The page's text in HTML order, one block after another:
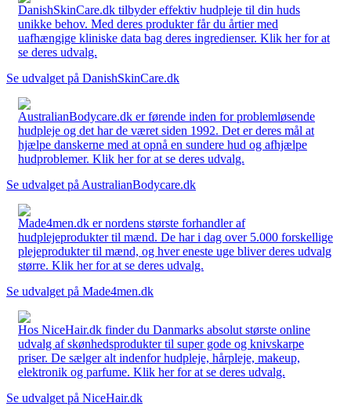
DanishSkinCare.dk tilbyder effektiv hudpleje til din huds
unikke behov. Med deres produkter får du årtier med
uafhængige kliniske data bag deres ingredienser. Klik her for at
se deres udvalg.
Se udvalget på DanishSkinCare.dk
AustralianBodycare.dk er førende inden for problemløsende
hudpleje og det har de været siden 1992. Det er deres mål at
hjælpe danskerne med at opnå en sundere hud og afhjælpe
hudproblemer. Klik her for at se deres udvalg.
Se udvalget på AustralianBodycare.dk
Made4men.dk er nordens største forhandler af
hudplejeprodukter til mænd. De har i dag over 5.000 forskellige
plejeprodukter til mænd, og hver eneste uge bliver deres udvalg
større. Klik her for at se deres udvalg.
Se udvalget på Made4men.dk
Hos NiceHair.dk finder du Danmarks absolut største online
udvalg af skønhedsprodukter til super gode og knivskarpe
priser. De sælger alt indenfor hudpleje, hårpleje, makeup,
elektronik og parfume. Klik her for at se deres udvalg.
Se udvalget på NiceHair.dk